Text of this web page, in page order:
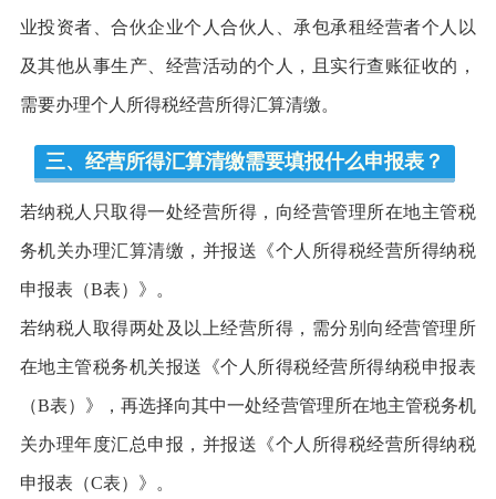
业投资者、合伙企业个人合伙人、承包承租经营者个人以
及其他从事生产、经营活动的个人，且实行查账征收的，
需要办理个人所得税经营所得汇算清缴。
三、经营所得汇算清缴需要填报什么申报表？
若纳税人只取得一处经营所得，向经营管理所在地主管税
务机关办理汇算清缴，并报送《个人所得税经营所得纳税
申报表（B表）》。
若纳税人取得两处及以上经营所得，需分别向经营管理所
在地主管税务机关报送《个人所得税经营所得纳税申报表
（B表）》，再选择向其中一处经营管理所在地主管税务机
关办理年度汇总申报，并报送《个人所得税经营所得纳税
申报表（C表）》。